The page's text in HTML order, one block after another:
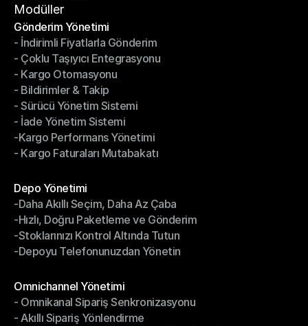
Hizmet Şartları
Modüller
Gönderim Yönetimi
Gönderim Yönetimi
- İndirimli Fiyatlarla Gönderim
- İndirimli Fiyatlarla Gönderim
- Çoklu Taşıyıcı Entegrasyonu
- Çoklu Taşıyıcı Entegrasyonu
- Kargo Otomasyonu
- Kargo Otomasyonu
- Bildirimler & Takip
- Bildirimler & Takip
- Sürücü Yönetim Sistemi
- Sürücü Yönetim Sistemi
- İade Yönetim Sistemi
- İade Yönetim Sistemi
-Kargo Performans Yönetimi
-Kargo Performans Yönetimi
- Kargo Faturaları Mutabakatı
Depo Yönetimi
Depo Yönetimi
-Daha Akıllı Seçim, Daha Az Çaba
-Daha Akıllı Seçim, Daha Az Çaba
-Hızlı, Doğru Paketleme ve Gönderim
-Hızlı, Doğru Paketleme ve Gönderim
-Stoklarınızı Kontrol Altında Tutun
-Stoklarınızı Kontrol Altında Tutun
-Depoyu Telefonunuzdan Yönetin
Omnichannel Yönetimi
Omnichannel Yönetimi
- Omnikanal Sipariş Senkronizasyonu
- Omnikanal Sipariş Senkronizasyonu
- Akıllı Sipariş Yönlendirme